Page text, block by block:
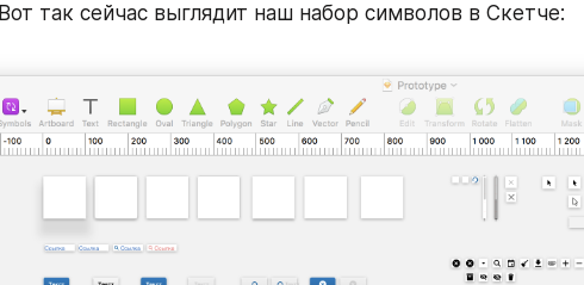
Вот так сейчас выглядит наш набор символов в Скетче: